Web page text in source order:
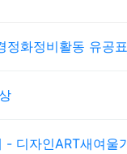
정화정비활동 유공
- 디자인ART새여울